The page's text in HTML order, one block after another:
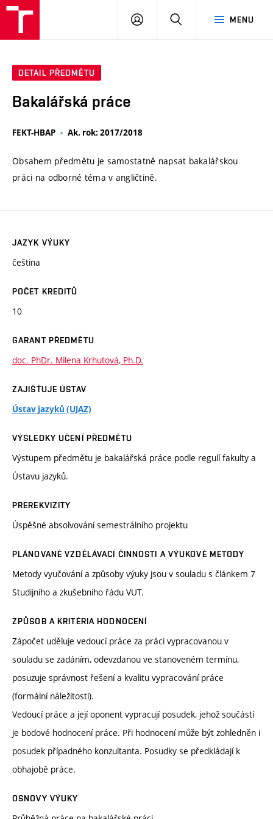
MENU
PŘIHLÁSIT
DETAIL PŘEDMĚTU
Bakalářská práce
FEKT-HBAP Ak. rok: 2017/2018
Obsahem předmětu je samostatně napsat bakalářskou
práci na odborné téma v angličtině.
JAZYK VÝUKY
čeština
POČET KREDITŮ
10
GARANT PŘEDMĚTU
doc. PhDr. Milena Krhutová, Ph.D.
ZAJIŠŤUJE ÚSTAV
Ústav jazyků (UJAZ)
VÝSLEDKY UČENÍ PŘEDMĚTU
Výstupem předmětu je bakalářská práce podle regulí fakulty a
Ústavu jazyků.
PREREKVIZITY
Úspěšné absolvování semestrálního projektu
PLÁNOVANÉ VZDĚLÁVACÍ ČINNOSTI A VÝUKOVÉ METODY
Metody vyučování a způsoby výuky jsou v souladu s článkem 7
Studijního a zkušebního řádu VUT.
ZPŮSOB A KRITÉRIA HODNOCENÍ
Zápočet uděluje vedoucí práce za práci vypracovanou v
souladu se zadáním, odevzdanou ve stanoveném termínu,
posuzuje správnost řešení a kvalitu vypracování práce
(formální náležitosti).
Vedoucí práce a její oponent vypracují posudek, jehož součástí
je bodové hodnocení práce. Při hodnocení může být zohledněn i
posudek případného konzultanta. Posudky se předkládají k
obhajobě práce.
OSNOVY VÝUKY